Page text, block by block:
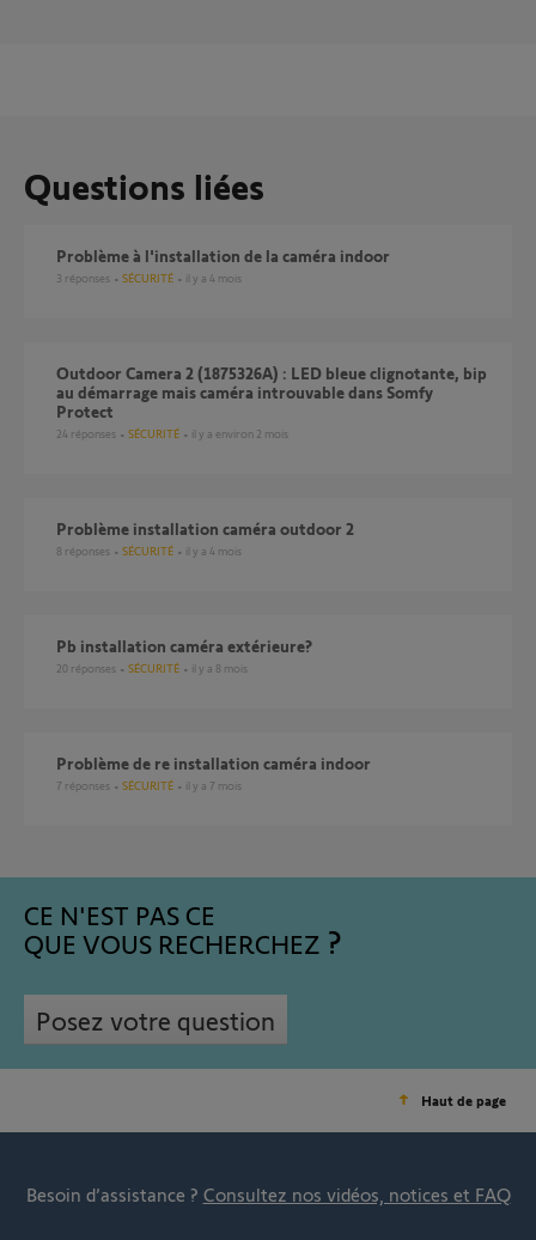
Questions liées
Problème à l'installation de la caméra indoor
3 réponses SÉCURITÉ il y a 4 mois
Outdoor Camera 2 (1875326A) : LED bleue clignotante, bip
au démarrage mais caméra introuvable dans Somfy
Protect
24 réponses SÉCURITÉ il y a environ 2 mois
Problème installation caméra outdoor 2
8 réponses SÉCURITÉ il y a 4 mois
Pb installation caméra extérieure?
20 réponses SÉCURITÉ il y a 8 mois
Problème de re installation caméra indoor
7 réponses SÉCURITÉ il y a 7 mois
CE N'EST PAS CE
QUE VOUS RECHERCHEZ
Posez votre question
Haut de page
Besoin d’assistance ? Consultez nos vidéos, notices et FAQ